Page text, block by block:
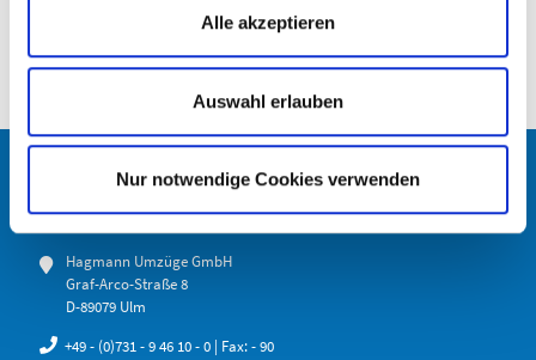
Alle akzeptieren
Auswahl erlauben
Nur notwendige Cookies verwenden
KONTAKT
Hagmann Umzüge GmbH
Graf-Arco-Straße 8
D-89079 Ulm
+49 - (0)731 - 9 46 10 - 0 | Fax: - 90